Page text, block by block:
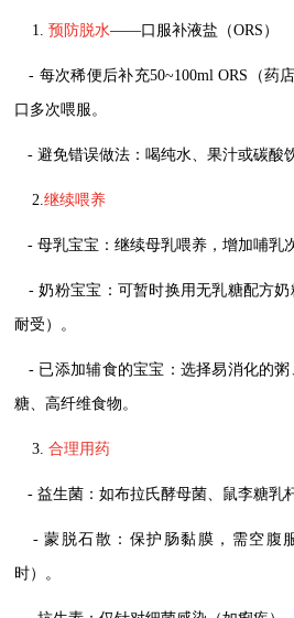
1.预防脱水——口服补液盐（ORS）
- 每次稀便后补充50~100ml ORS（药
口多次喂服。
- 避免错误做法：喝纯水、果汁或碳酸
2.继续喂养
- 母乳宝宝：继续母乳喂养，增加哺乳
- 奶粉宝宝：可暂时换用无乳糖配方
耐受）。
- 已添加辅食的宝宝：选择易消化的
糖、高纤维食物。
3. 合理用药
- 益生菌：如布拉氏酵母菌、鼠李糖乳
- 蒙脱石散：保护肠黏膜，需空腹
时）。